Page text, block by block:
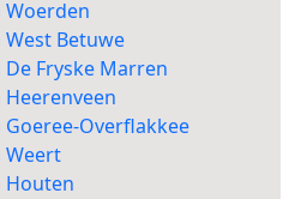
Woerden
Betuwe
Fryske Marren
Overflakkee
Weert
Houten